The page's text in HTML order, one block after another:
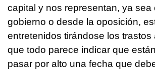
capital y nos representan, ya sea
gobierno o desde la oposición,
entretenidos tirándose los trastos
que todo parece indicar que
pasar por alto una fecha que